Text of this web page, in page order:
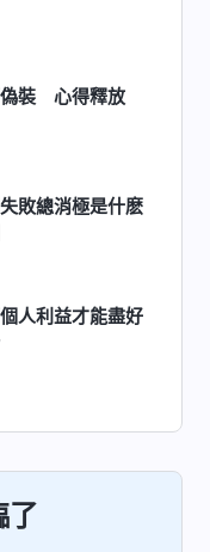
裝 心得釋放
敗總消極是什麽
人利益才能盡好
了